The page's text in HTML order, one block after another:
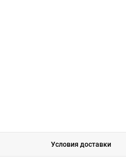
Условия доставки